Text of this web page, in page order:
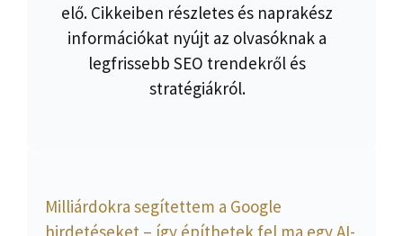
elő. Cikkeiben részletes és naprakész
információkat nyújt az olvasóknak a
legfrissebb SEO trendekről és
stratégiákról.
Milliárdokra segítettem a Google
hirdetéseket – így építhetek fel ma egy AI-